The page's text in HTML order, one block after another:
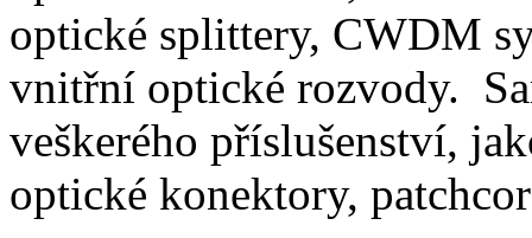
optické splittery, CWDM
vnitřní optické rozvody.
veškerého příslušenství,
optické konektory,